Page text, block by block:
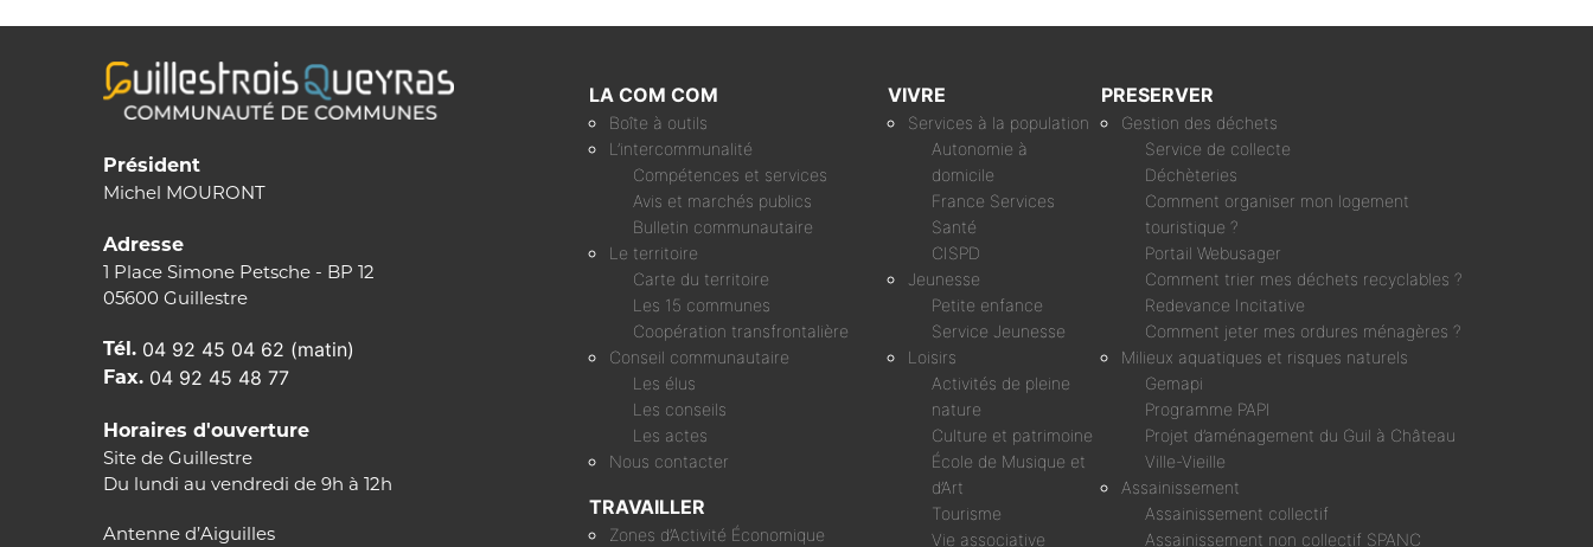
Président
Michel MOURONT
Adresse
1 Place Simone Petsche - BP 12
05600 Guillestre
Tél. 04 92 45 04 62 (matin)
Fax. 04 92 45 48 77
Horaires d'ouverture
Site de Guillestre
Du lundi au vendredi de 9h à 12h
Antenne d’Aiguilles
LA COM COM
Boîte à outils
L’intercommunalité
Compétences et services
Avis et marchés publics
Bulletin communautaire
Le territoire
Carte du territoire
Les 15 communes
Coopération transfrontalière
Conseil communautaire
Les élus
Les conseils
Les actes
Nous contacter
TRAVAILLER
Zones d’Activité Économique
VIVRE
Services à la population
Autonomie à
domicile
France Services
Santé
CISPD
Jeunesse
Petite enfance
Service Jeunesse
Loisirs
Activités de pleine
nature
Culture et patrimoine
École de Musique et
d’Art
Tourisme
Vie associative
PRESERVER
Gestion des déchets
Service de collecte
Déchèteries
Comment organiser mon logement
touristique ?
Portail Webusager
Comment trier mes déchets recyclables ?
Redevance Incitative
Comment jeter mes ordures ménagères ?
Milieux aquatiques et risques naturels
Gemapi
Programme PAPI
Projet d’aménagement du Guil à Château
Ville-Vieille
Assainissement
Assainissement collectif
Assainissement non collectif SPANC